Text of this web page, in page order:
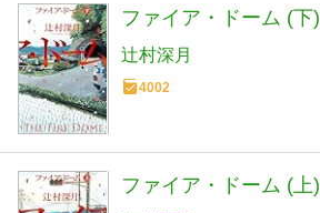
ファイア・ドーム (下)
辻村深月
4002
ファイア・ドーム (上)